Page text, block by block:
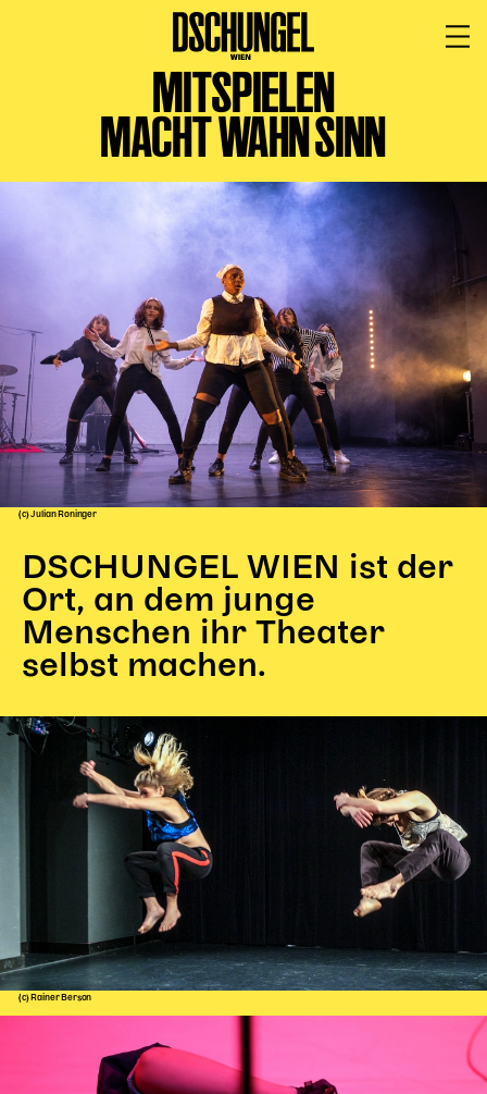
PROGRAMM
Spielplan
Extras
Available for Touring
Archiv
MITSPIELEN
Macht Wahn Sinn
Workshops
Abenteuernacht
Kinder-Redaktion
Junge Kunst
Angewandte + DSCHUNGEL WIEN
MAGMA 25/26
Dramaturgie + Stadt
Theaterwerkstätten
PÄDAGOGIK
Kunst + Wissen
Rund um den Vorstellungsbesuch
Begleitmaterial
Partnerklasse + Partnerschule
Schulabenteuernacht
MITSPIELEN
MACHT WAHN SINN
(c) Julian Roninger
DSCHUNGEL WIEN ist der
Ort, an dem junge
Menschen ihr Theater
selbst machen.
(c) Rainer Berson